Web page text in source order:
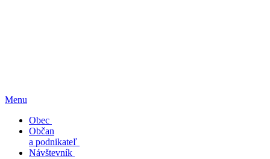
Menu
Obec
Občan
a podnikateľ
Návštevník